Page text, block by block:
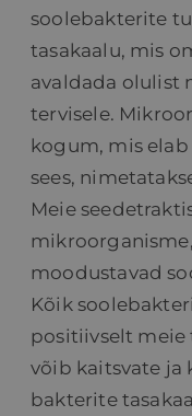
soolebakterite
tasakaalu, mis
avaldada olulist
tervisele.
kogum, mis
sees,
Meie
moodustavad
Kõik
positiivselt meie
võib kaitsvate ja
bakterite